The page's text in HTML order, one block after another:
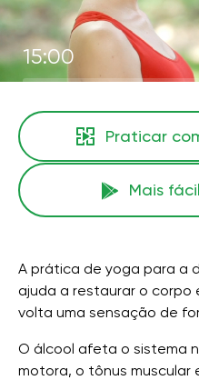
15:00
Praticar
Mais
A prática de yoga para a
ajuda a restaurar o corpo
volta uma sensação de
O álcool afeta o sistema
motora, o tônus ​​muscular